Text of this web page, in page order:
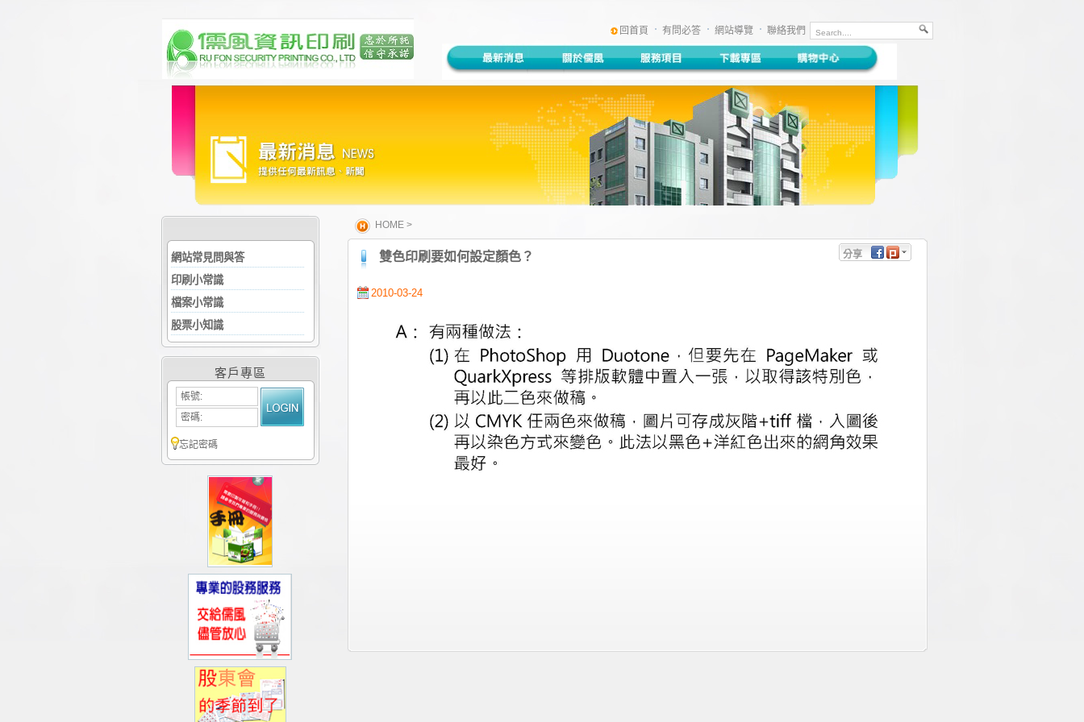
::: 回首頁 有問必答 網站導覽 聯絡我們
網站常見問與答
印刷小常識
檔案小常識
股票小知識
客戶專區
帳號:
密碼:
忘記密碼
HOME >
雙色印刷要如何設定顏色？
分享
2010-03-24